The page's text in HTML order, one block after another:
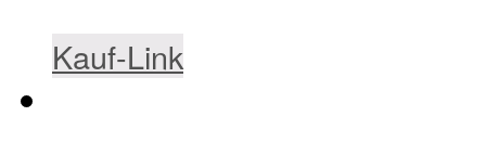
Kauf-Link